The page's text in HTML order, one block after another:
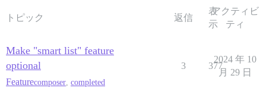
トピック 返信
表
示
アクティビ
ティ
Make "smart list" feature
optional
Featurecomposer completed
3 377
2024 年 10
月 29 日